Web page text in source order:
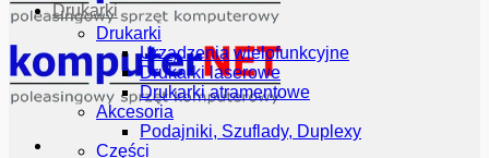
Drukarki
Drukarki
Urządzenia wielofunkcyjne
Drukarki laserowe
Drukarki atramentowe
Akcesoria
Podajniki, Szuflady, Duplexy
Części